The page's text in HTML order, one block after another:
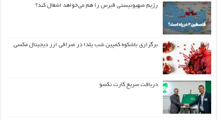
رژیم صهیونیستی قبرس را هم می‌خواهد اشغال کند؟
برگزاری باشکوه کمپین شب یلدا در صرافی ارز دیجیتال مکسی
دریافت سریع کارت نکسو